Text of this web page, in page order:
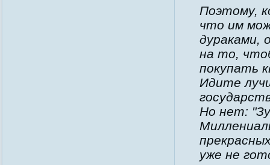
Поэтому,
что им
дураками,
на то,
покупать
Идите
Но нет:
уже не